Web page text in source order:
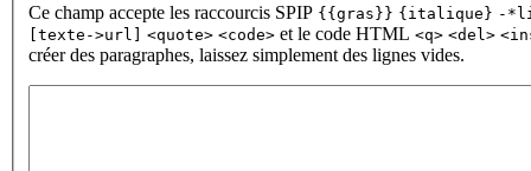
Ce champ accepte les raccourcis SPIP {{gras}} {italique} -
[texte->url] <quote> <code> et le code HTML <q> <del>
créer des paragraphes, laissez simplement des lignes vides.